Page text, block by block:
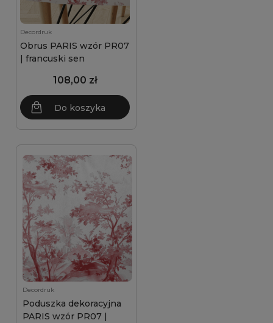
Decordruk
Obrus PARIS wzór PR07
| francuski sen
108,00 zł
Do koszyka
Decordruk
Poduszka dekoracyjna
PARIS wzór PR07 |